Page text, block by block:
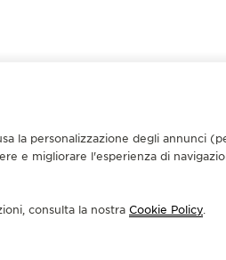
la personalizzazione degli annunci
e migliorare l'esperienza di
consulta la nostra Cookie Policy.